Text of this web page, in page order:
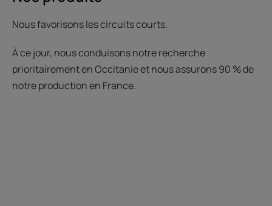
Nous favorisons les circuits courts.
À ce jour, nous conduisons notre recherche
prioritairement en Occitanie et nous assurons 90 % de
notre production en France.